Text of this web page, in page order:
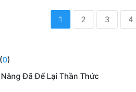
1 2 3 4
0)
Đã Để Lại Thần Thức